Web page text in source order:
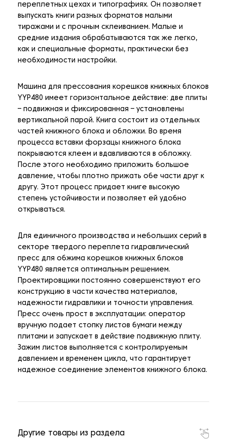
переплетных цехах и типографиях. Он позволяет
выпускать книги разных форматов малыми
тиражами и с прочным склеиванием. Малые и
средние издания обрабатываются так же легко,
как и специальные форматы, практически без
необходимости настройки.
Машина для прессования корешков книжных блоков
YYP480 имеет горизонтальное действие: две плиты
– подвижная и фиксированная – установлены
вертикальной парой. Книга состоит из отдельных
частей книжного блока и обложки. Во время
процесса вставки форзацы книжного блока
покрываются клеем и вдавливаются в обложку.
После этого необходимо приложить большое
давление, чтобы плотно прижать обе части друг к
другу. Этот процесс придает книге высокую
степень устойчивости и позволяет ей удобно
открываться.
Для единичного производства и небольших серий в
секторе твердого переплета гидравлический
пресс для обжима корешков книжных блоков
YYP480 является оптимальным решением.
Проектировщики постоянно совершенствуют его
конструкцию в части качества материалов,
надежности гидравлики и точности управления.
Пресс очень прост в эксплуатации: оператор
вручную подает стопку листов бумаги между
плитами и запускает в действие подвижную плиту.
Зажим листов выполняется с контролируемым
давлением и временем цикла, что гарантирует
надежное соединение элементов книжного блока.
Другие товары из раздела